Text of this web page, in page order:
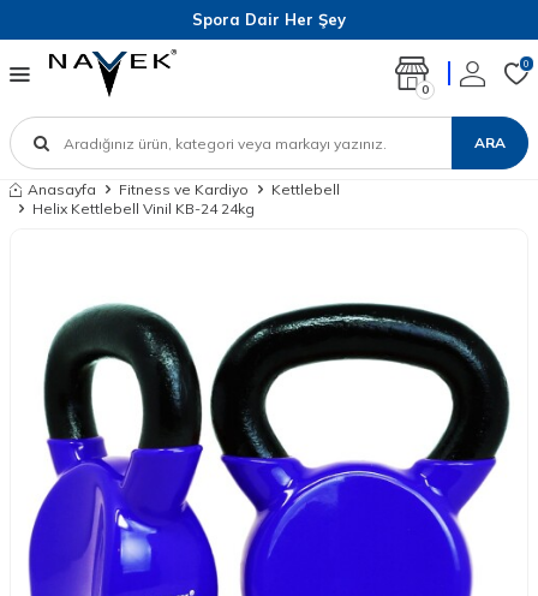
Spora Dair Her Şey
ARA
0
0
Anasayfa Fitness ve Kardiyo
Kettlebell
Helix Kettlebell Vinil KB-24 24kg